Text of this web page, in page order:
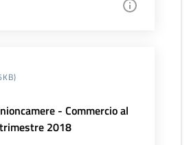
- Commercio al
2018